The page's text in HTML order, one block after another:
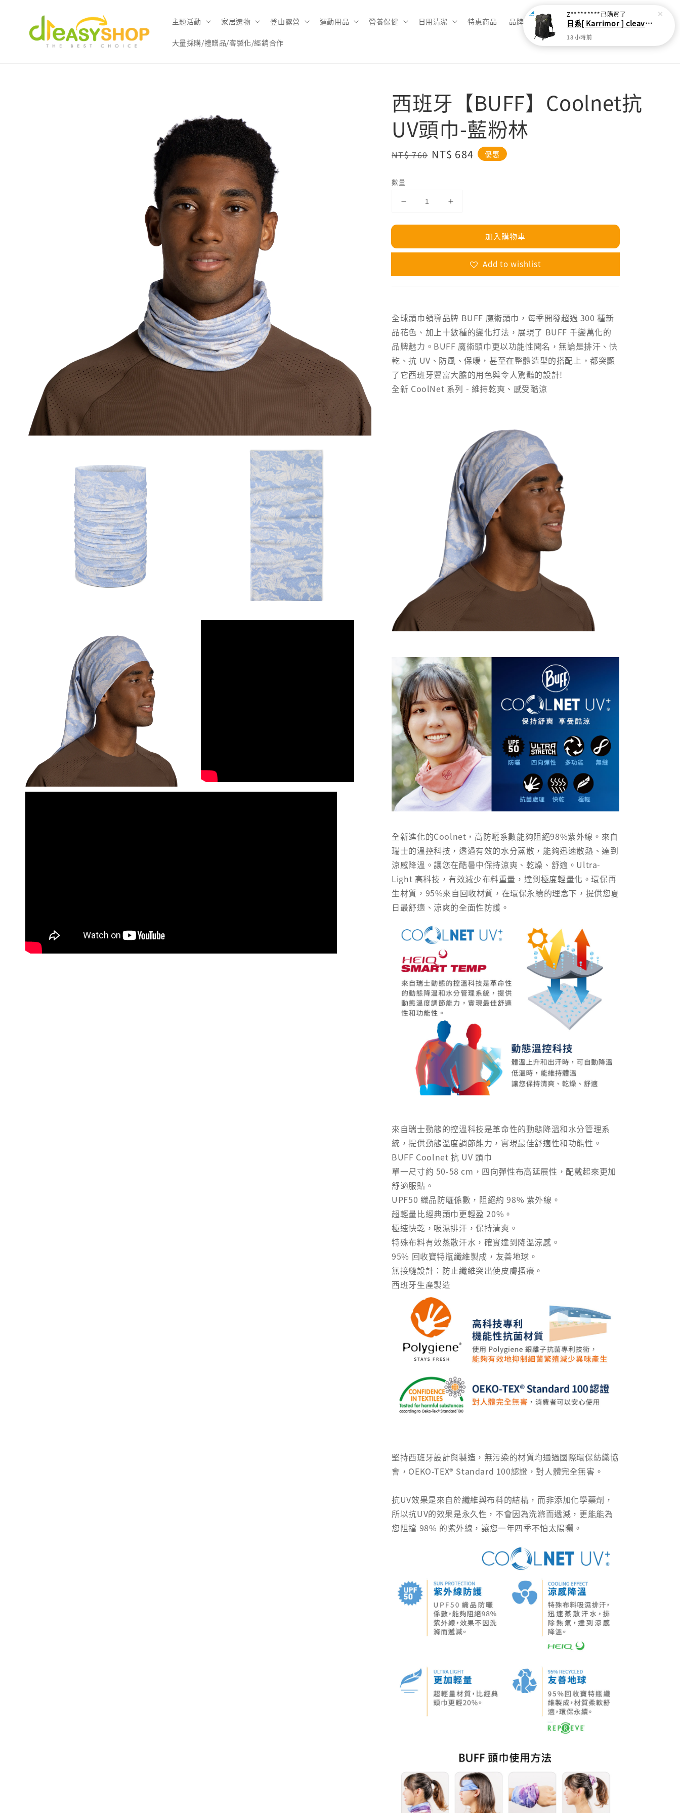
主題活動 家居選物 登山露營 運動用品 營養保健 日用清潔 特惠商品 品牌總覽
大量採購/禮贈品/客製化/經銷合作
西班牙【BUFF】Coolnet抗
UV頭巾-藍粉林
Regular
NT$ 760 Sale
NT$ 684 優惠
數量
加入購物車
Add to wishlist
全球頭巾領導品牌 BUFF 魔術頭巾，每季開發超過 300 種新
品花色、加上十數種的變化打法，展現了 BUFF 千變萬化的
品牌魅力。BUFF 魔術頭巾更以功能性聞名，無論是排汗、快
乾、抗 UV、防風、保暖，甚至在整體造型的搭配上，都突顯
了它西班牙豐富大膽的用色與令人驚豔的設計!
全新 CoolNet 系列 - 維持乾爽、感受酷涼
全新進化的Coolnet，高防曬系數能夠阻絕98%紫外線。來自
瑞士的溫控科技，透過有效的水分蒸散，能夠迅速散熱、達到
涼感降溫。讓您在酷暑中保持涼爽、乾燥、舒適。Ultra-
Light 高科技，有效減少布料重量，達到極度輕量化。環保再
生材質，95%來自回收材質，在環保永續的理念下，提供您夏
日最舒適、涼爽的全面性防護。
來自瑞士動態的控溫科技是革命性的動態降溫和水分管理系
統，提供動態溫度調節能力，實現最佳舒適性和功能性。
BUFF Coolnet 抗 UV 頭巾
單一尺寸約 50-58 cm，四向彈性布高延展性，配戴起來更加
舒適服貼。
UPF50 織品防曬係數，阻絕約 98% 紫外線。
超輕量比經典頭巾更輕盈 20%。
極速快乾，吸濕排汗，保持清爽。
特殊布料有效蒸散汗水，確實達到降溫涼感。
95% 回收寶特瓶纖維製成，友善地球。
無接縫設計：防止纖維突出使皮膚搔癢。
西班牙生產製造
堅持西班牙設計與製造，無污染的材質均通過國際環保紡織協
會，OEKO-TEX® Standard 100認證，對人體完全無害。
抗UV效果是來自於纖維與布料的結構，而非添加化學藥劑，
所以抗UV的效果是永久性，不會因為洗滌而遞減，更能能為
您阻擋 98% 的紫外線，讓您一年四季不怕太陽曬。
Z*********已購買了
日系[ Karrimor ] cleave 30L 輕量野跑健走包
18 小時前